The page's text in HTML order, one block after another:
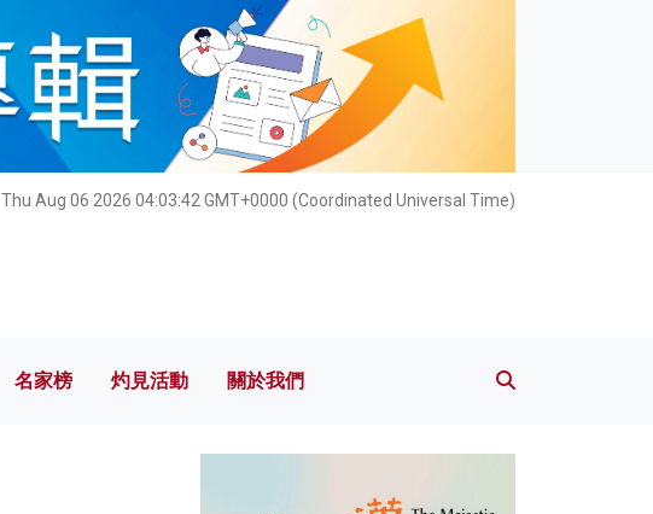
Thu Aug 06 2026 04:03:44 GMT+0000 (Coordinated Universal Time)
名家榜 灼見活動 關於我們
名家榜 灼見活動 關於我們